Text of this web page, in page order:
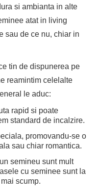
si ambianta in alte
atat in living
sau de ce nu, chiar in
tin de dispunerea pe
reamintim celelalte
le aduc:
rapid si poate
standard de incalzire.
promovandu-se o
sau chiar romantica.
semineu sunt mult
cu seminee sunt la
scump.